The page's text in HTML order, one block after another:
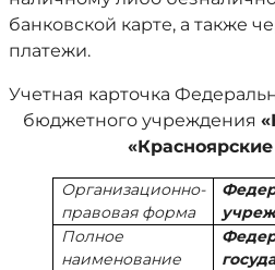
банковской карте, а также
платежи.
Учетная карточка
бюджетного учреждения
Организационно-
правовая форма
Полное
наименование